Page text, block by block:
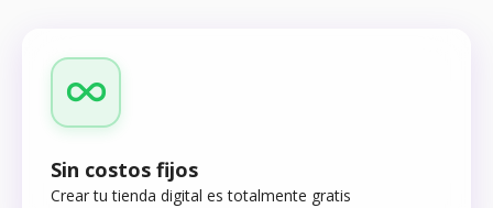
Sin costos fijos
Crear tu tienda digital es totalmente gratis